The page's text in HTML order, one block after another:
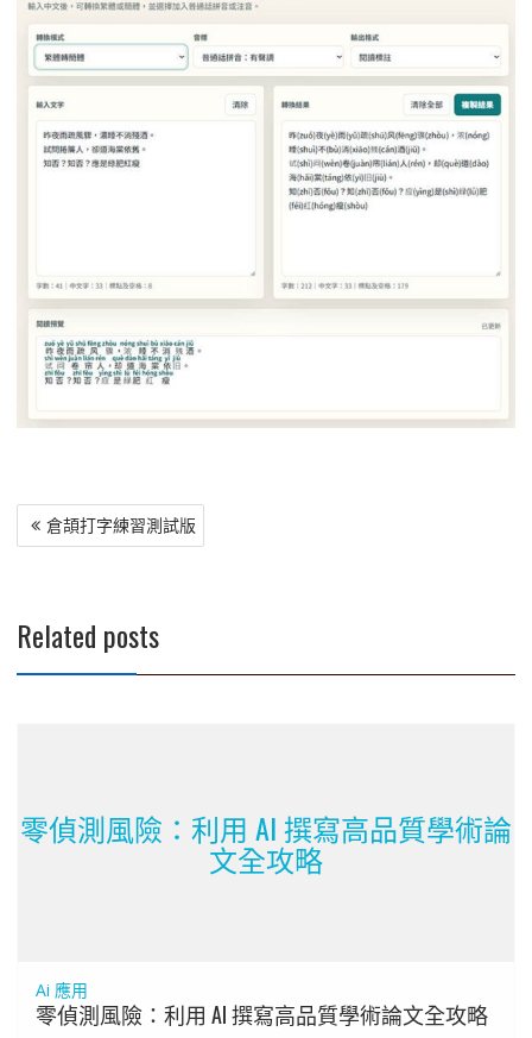
文
章
倉頡打字練習測試版
Related posts
零偵測風險：利用 AI 撰寫高品質學術論
文全攻略
Ai 應用
零偵測風險：利用 AI 撰寫高品質學術論文全攻略